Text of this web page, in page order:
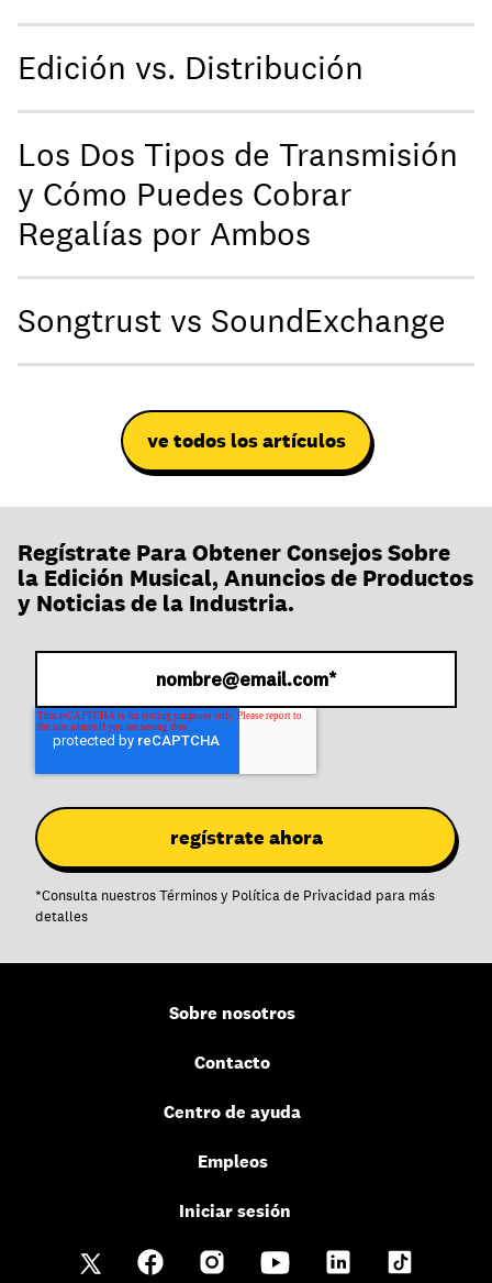
Edición vs. Distribución
Los Dos Tipos de Transmisión
y Cómo Puedes Cobrar
Regalías por Ambos
Songtrust vs SoundExchange
ve todos los artículos
Regístrate Para Obtener Consejos Sobre
la Edición Musical, Anuncios de Productos
y Noticias de la Industria.
*Consulta nuestrosTérminosy Política de Privacidad para más
detalles
Sobre nosotros
Contacto
Centro de ayuda
Empleos
Iniciar sesión